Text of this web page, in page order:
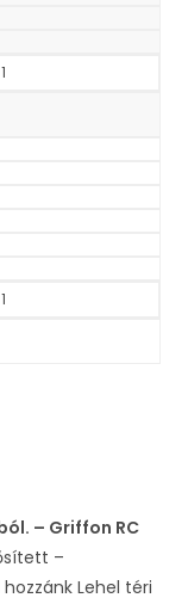
– Griffon RC
–
Lehel téri